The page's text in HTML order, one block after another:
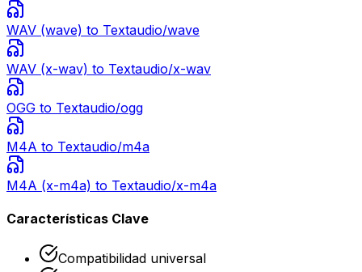
WAV (wave) to Textaudio/wave
WAV (x-wav) to Textaudio/x-wav
OGG to Textaudio/ogg
M4A to Textaudio/m4a
M4A (x-m4a) to Textaudio/x-m4a
Características Clave
Compatibilidad universal